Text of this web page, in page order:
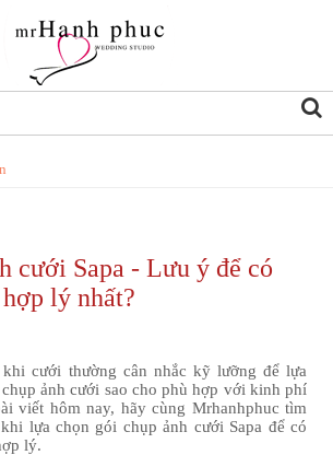
cưới Sapa - Lưu ý để có
lý nhất?
cưới thường cân nhắc kỹ lưỡng để lựa
ảnh cưới sao cho phù hợp với kinh phí
viết hôm nay, hãy cùng Mrhanhphuc tìm
lựa chọn gói chụp ảnh cưới Sapa để có
lý.